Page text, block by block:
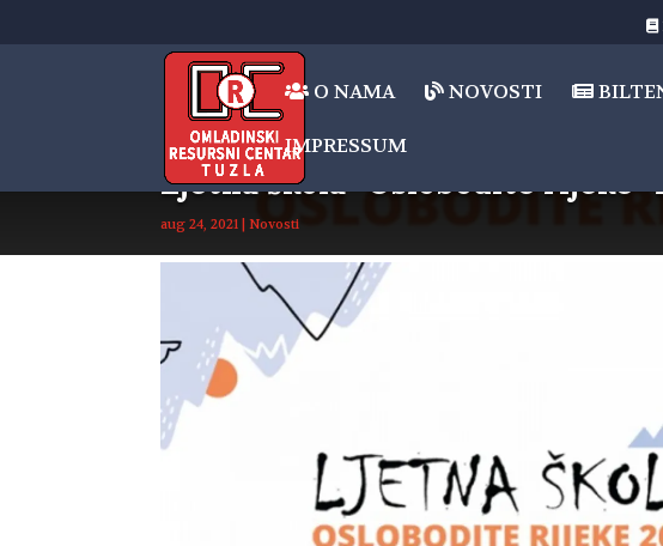
O NAMA NOVOSTI
IMPRESSUM
Ljetna škola “Oslobodite rijeke”
aug 24, 2021 |Novosti